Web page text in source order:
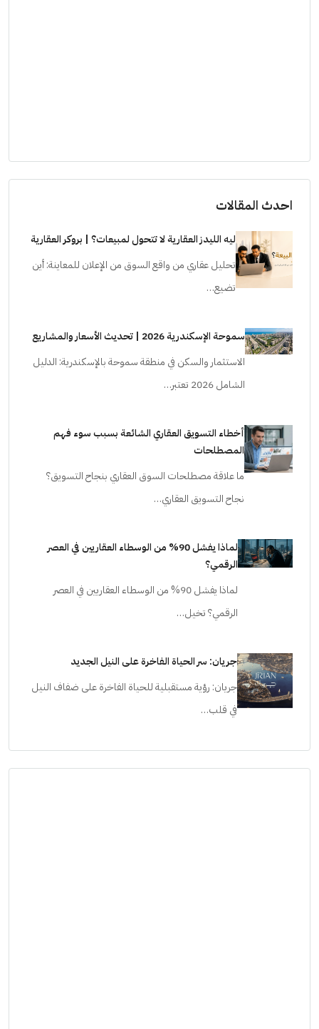
احدث المقالات
ليه الليدز العقارية لا تتحول لمبيعات؟ | بروكر العقارية
تحليل عقاري من واقع السوق من الإعلان للمعاينة: أين
تضيع…
سموحة الإسكندرية 2026 | تحديث الأسعار والمشاريع
الاستثمار والسكن في منطقة سموحة بالإسكندرية: الدليل
الشامل 2026 تعتبر…
أخطاء التسويق العقاري الشائعة بسبب سوء فهم
المصطلحات
ما علاقة مصطلحات السوق العقاري بنجاح التسويق؟
نجاح التسويق العقاري…
لماذا يفشل 90% من الوسطاء العقاريين في العصر
الرقمي؟
لماذا يفشل 90% من الوسطاء العقاريين في العصر
الرقمي؟ تخيل…
جريان: سر الحياة الفاخرة على النيل الجديد
جريان: رؤية مستقبلية للحياة الفاخرة على ضفاف النيل
في قلب…